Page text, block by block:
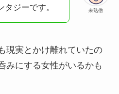
未熟僧
ジーです。
現実とかけ離れていたの
みにする女性がいるかも